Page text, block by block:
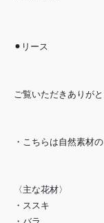
⚫︎リース
ご覧いただきありが
・こちらは自然素材
〈主な花材〉
・ススキ